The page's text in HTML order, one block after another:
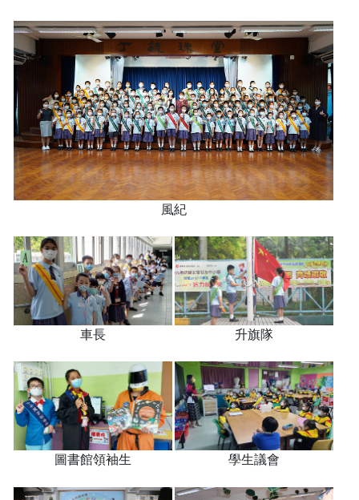
風紀
車長 升旗隊
圖書館領袖生 學生議會